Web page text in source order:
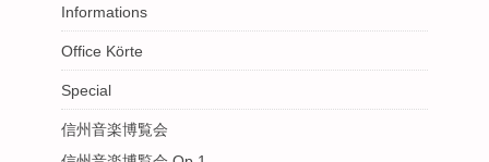
Informations
Office Körte
Special
信州音楽博覧会